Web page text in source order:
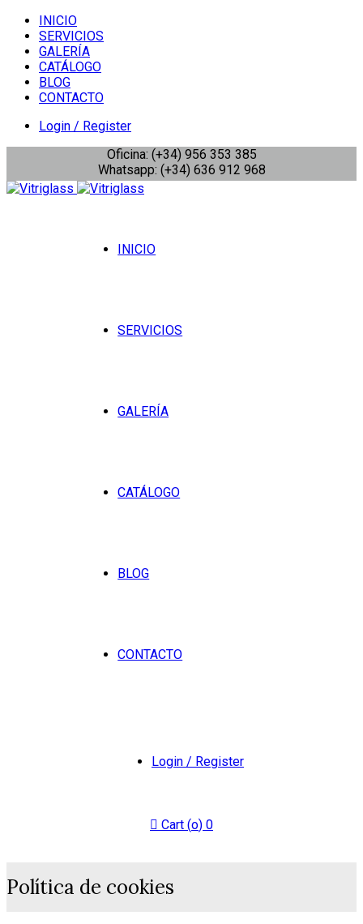
INICIO
SERVICIOS
GALERÍA
CATÁLOGO
BLOG
CONTACTO
Login / Register
Oficina: (+34) 956 353 385
Whatsapp: (+34) 636 912 968
INICIO
SERVICIOS
GALERÍA
CATÁLOGO
BLOG
CONTACTO
Login / Register
Cart (o) 0
Política de cookies